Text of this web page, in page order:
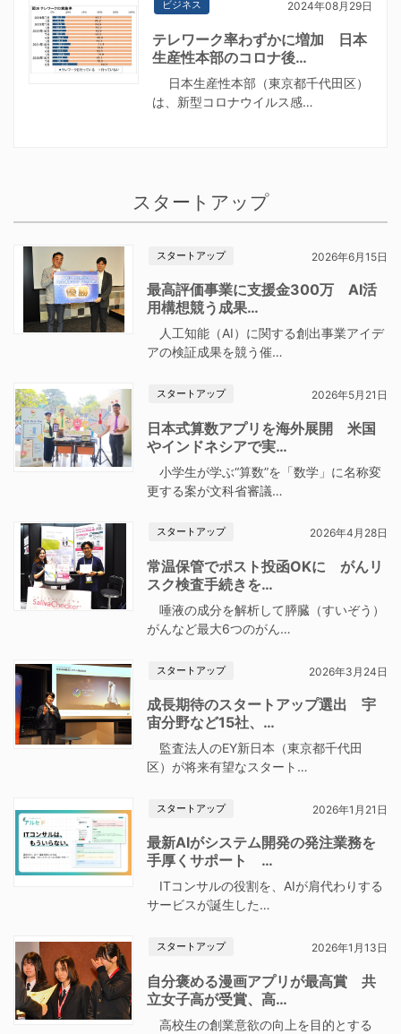
ビジネス 2024年08月29日
テレワーク率わずかに増加 日本
生産性本部のコロナ後…
日本生産性本部（東京都千代田区）
は、新型コロナウイルス感…
スタートアップ
スタートアップ 2026年6月15日
最高評価事業に支援金300万 AI活
用構想競う成果…
人工知能（AI）に関する創出事業アイデ
アの検証成果を競う催…
スタートアップ 2026年5月21日
日本式算数アプリを海外展開 米国
やインドネシアで実…
小学生が学ぶ“算数”を「数学」に名称変
更する案が文科省審議…
スタートアップ 2026年4月28日
常温保管でポスト投函OKに がんリ
スク検査手続きを…
唾液の成分を解析して膵臓（すいぞう）
がんなど最大6つのがん…
スタートアップ 2026年3月24日
成長期待のスタートアップ選出 宇
宙分野など15社、…
監査法人のEY新日本（東京都千代田
区）が将来有望なスタート…
スタートアップ 2026年1月21日
最新AIがシステム開発の発注業務を
手厚くサポート …
ITコンサルの役割を、AIが肩代わりする
サービスが誕生した…
スタートアップ 2026年1月13日
自分褒める漫画アプリが最高賞 共
立女子高が受賞、高…
高校生の創業意欲の向上を目的とする